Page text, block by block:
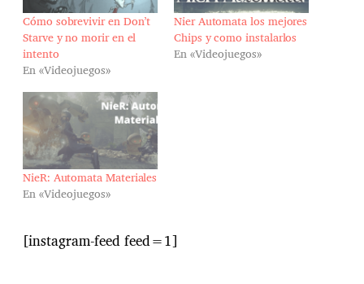
Cómo sobrevivir en Don’t
Starve y no morir en el
intento
En «Videojuegos»
Nier Automata los mejores
Chips y como instalarlos
En «Videojuegos»
NieR: Automata Materiales
En «Videojuegos»
[instagram-feed feed=1]